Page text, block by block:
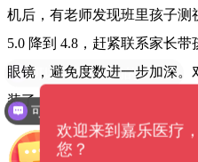
机后，有老师发现班里孩子测
5.0 降到 4.8，赶紧联系家长
眼镜，避免度数进一步加深
装了 “实时监控”，小问题早发
可以提供解决方案吗？
欢迎来到嘉乐医疗
您？